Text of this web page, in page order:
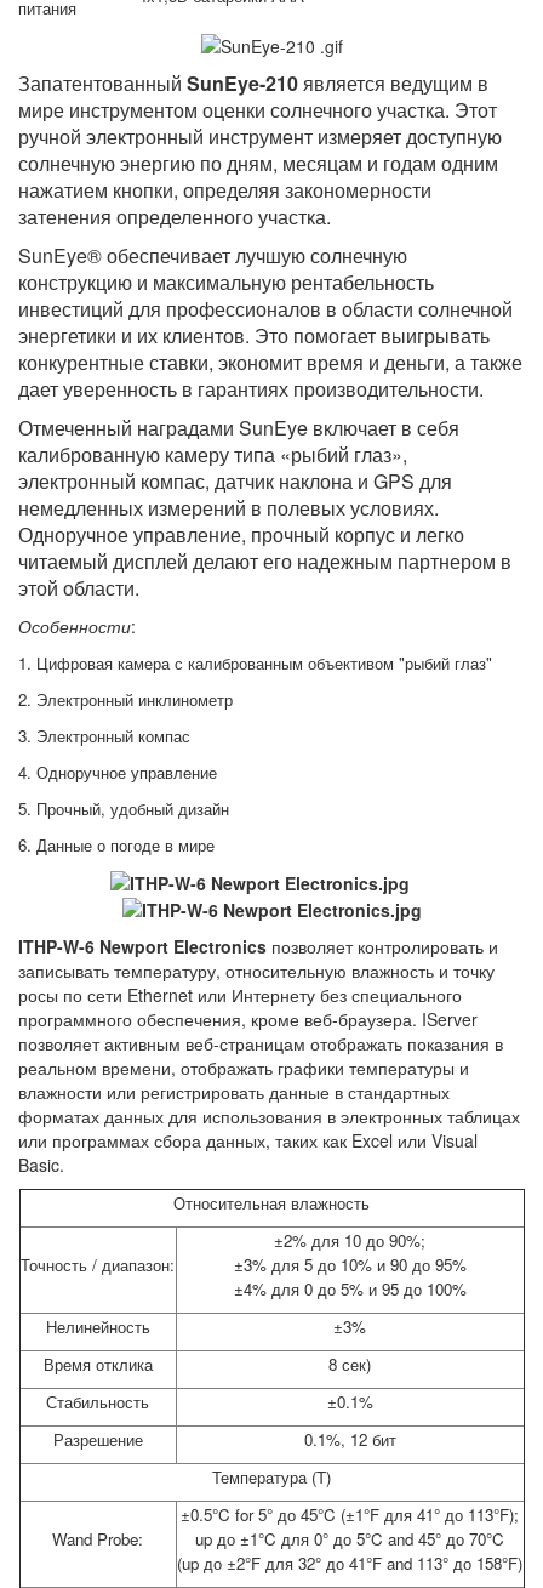
питания
Запатентованный SunEye-210является ведущим в
мире инструментом оценки солнечного участка. Этот
ручной электронный инструмент измеряет доступную
солнечную энергию по дням, месяцам и годам одним
нажатием кнопки, определяя закономерности
затенения определенного участка.
SunEye® обеспечивает лучшую солнечную
конструкцию и максимальную рентабельность
инвестиций для профессионалов в области солнечной
энергетики и их клиентов. Это помогает выигрывать
конкурентные ставки, экономит время и деньги, а также
дает уверенность в гарантиях производительности.
Отмеченный наградами SunEye включает в себя
калиброванную камеру типа «рыбий глаз»,
электронный компас, датчик наклона и GPS для
немедленных измерений в полевых условиях.
Одноручное управление, прочный корпус и легко
читаемый дисплей делают его надежным партнером в
этой области.
Особенности:
1. Цифровая камера с калиброванным объективом "рыбий глаз"
2. Электронный инклинометр
3. Электронный компас
4. Одноручное управление
5. Прочный, удобный дизайн
6. Данные о погоде в мире
ITHP-W-6 Newport Electronics позволяет контролировать и
записывать температуру, относительную влажность и точку
росы по сети Ethernet или Интернету без специального
программного обеспечения, кроме веб-браузера. IServer
позволяет активным веб-страницам отображать показания в
реальном времени, отображать графики температуры и
влажности или регистрировать данные в стандартных
форматах данных для использования в электронных таблицах
или программах сбора данных, таких как Excel или Visual
Basic.
Относительная влажность
Точность / диапазон:
±2% для 10 до 90%;
±3% для 5 до 10% и 90 до 95%
±4% для 0 до 5% и 95 до 100%
Нелинейность
±3%
Время отклика
8 сек)
Стабильность
±0.1%
Разрешение
0.1%, 12 бит
Температура (T)
Wand Probe:
±0.5°C for 5° до 45°C (±1°F для 41° до 113°F);
up до ±1°C для 0° до 5°C and 45° до 70°C
(up до ±2°F для 32° до 41°F and 113° до 158°F)